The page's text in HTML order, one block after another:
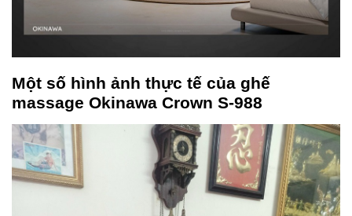
Một số hình ảnh thực tế của ghế
massage Okinawa Crown S-988